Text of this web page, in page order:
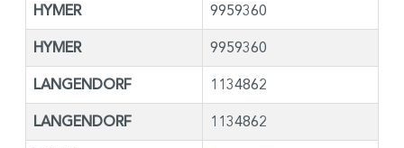
HYMER 9959360
HYMER 9959360
LANGENDORF 1134862
LANGENDORF 1134862